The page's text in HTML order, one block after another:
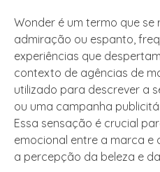
Wonder é um termo que
admiração ou espanto,
experiências que
contexto de agências de
utilizado para descrever a
ou uma campanha
Essa sensação é crucial
emocional entre a marca e
a percepção da beleza e